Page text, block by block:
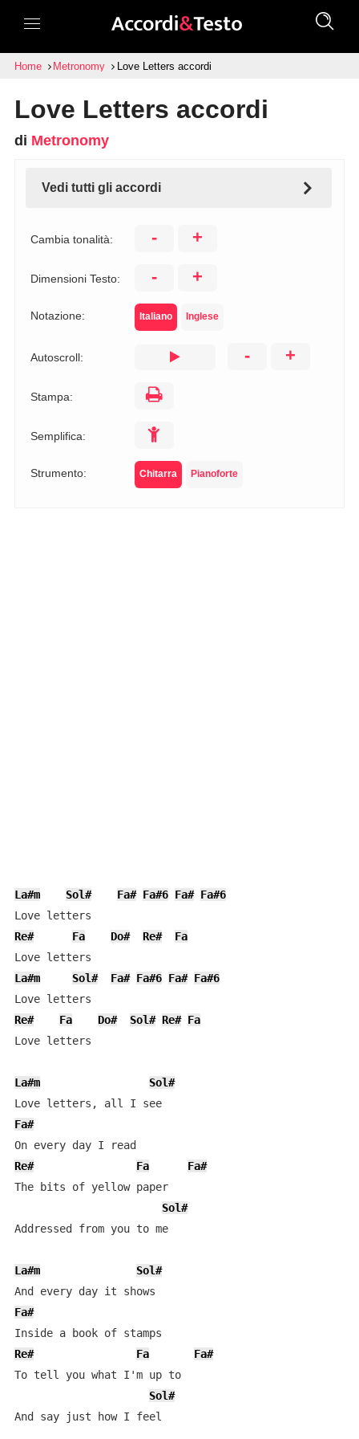
Home Metronomy Love Letters accordi
Love Letters accordi
di Metronomy
Vedi tutti gli accordi
Cambia tonalità: - +
Dimensioni Testo: - +
Notazione: Italiano Inglese
Autoscroll: - +
Stampa:
Semplifica:
Strumento: Chitarra Pianoforte
La#m Sol# Fa# Fa#6 Fa# Fa#6
Re#
Fa Do# Re#
Fa
La#m
Sol# Fa# Fa#6 Fa# Fa#6
Re#
Fa Do# Sol# Re# Fa
Love letters
La#m
Sol#
Love letters, all I see
Fa#
Re#
Fa
Fa#
The bits of yellow paper
Sol#
Addressed from you to me
La#m
Sol#
Fa#
Re#
Fa
Fa#
To tell you what I'm up to
Sol#
And say just how I feel